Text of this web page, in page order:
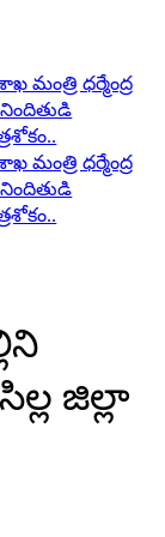
ధర్మేంద్ర
ధర్మేంద్ర
జిల్లా